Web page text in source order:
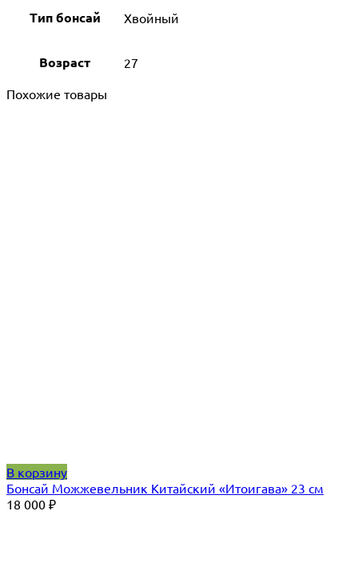
Тип бонсай Хвойный
Возраст
27
Похожие товары
В корзину
Бонсай Можжевельник Китайский «Итоигава» 23 см
18 000 ₽